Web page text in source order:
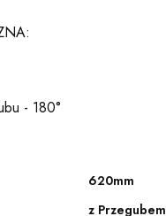
- 180°
620mm
z Przegubem